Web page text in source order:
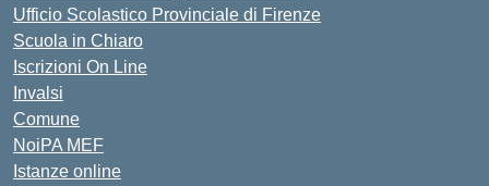
Ufficio Scolastico Provinciale di Firenze
Scuola in Chiaro
Iscrizioni On Line
Invalsi
Comune
NoiPA MEF
Istanze online